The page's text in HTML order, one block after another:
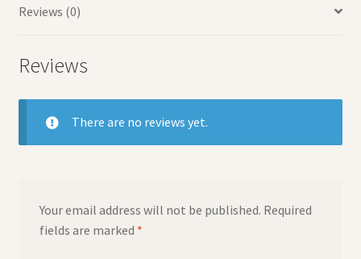
Reviews (0)
Reviews
There are no reviews yet.
Your email address will not be published. Required
fields are marked *